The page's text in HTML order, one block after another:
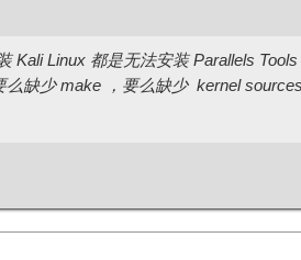
Kali Linux 都是无法安装 Parallels
么缺少 make ，要么缺少 kernel